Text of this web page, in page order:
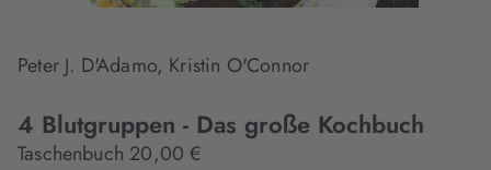
Peter J. D'Adamo, Kristin O'Connor
4 Blutgruppen - Das große Kochbuch
Taschenbuch 20,00 €